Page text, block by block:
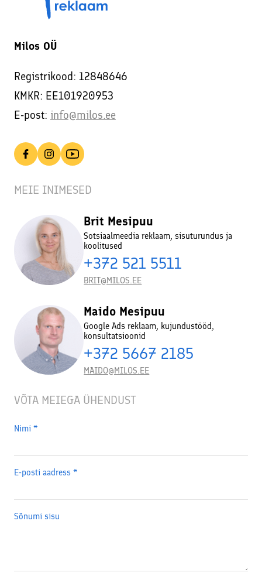
Milos OÜ
Registrikood: 12848646
KMKR: EE101920953
E-post: info@milos.ee
MEIE INIMESED
Brit Mesipuu
Sotsiaalmeedia reklaam, sisuturundus ja
koolitused
+372 521 5511
BRIT@MILOS.EE
Maido Mesipuu
Google Ads reklaam, kujundustööd,
konsultatsioonid
+372 5667 2185
MAIDO@MILOS.EE
VÕTA MEIEGA ÜHENDUST
Nimi *
E-posti aadress *
Sõnumi sisu